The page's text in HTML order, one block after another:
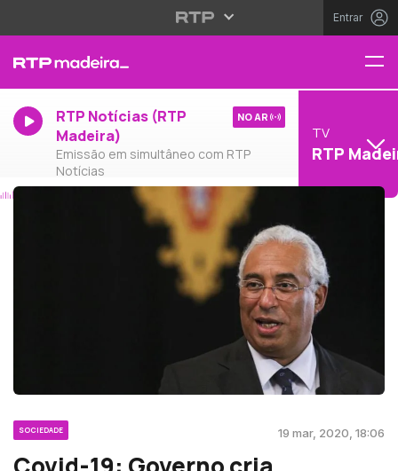
Entrar
RTP Notícias (RTP
Madeira)
Emissão em simultâneo com RTP
Notícias
NO AR
TV
RTP
SOCIEDADE 19 mar, 2020, 18:06